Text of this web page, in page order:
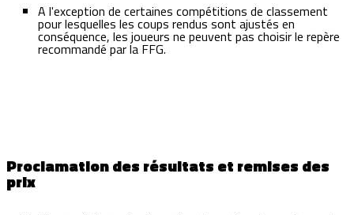
A l'exception de certaines compétitions de classement
pour lesquelles les coups rendus sont ajustés en
conséquence, les joueurs ne peuvent pas choisir le repère
recommandé par la FFG.
Proclamation des résultats et remises des
prix